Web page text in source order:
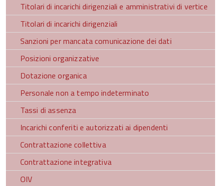
Titolari di incarichi dirigenziali e amministrativi di vertice
Titolari di incarichi dirigenziali
Sanzioni per mancata comunicazione dei dati
Posizioni organizzative
Dotazione organica
Personale non a tempo indeterminato
Tassi di assenza
Incarichi conferiti e autorizzati ai dipendenti
Contrattazione collettiva
Contrattazione integrativa
OIV